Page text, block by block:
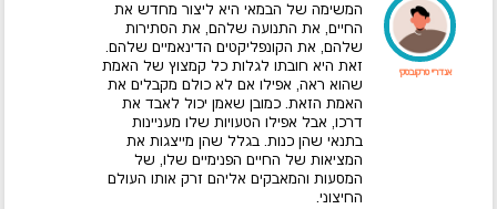
אנדריי טרקובסקי
המשימה של הבמאי היא ליצור מחדש את
החיים, את התנועה שלהם, את הסתירות
שלהם, את הקונפליקטים הדינאמיים שלהם.
זאת היא חובתו לגלות כל קמצוץ של האמת
שהוא ראה, אפילו אם לא כולם מקבלים את
האמת הזאת. כמובן שאמן יכול לאבד את
דרכו, אבל אפילו הטעויות שלו מעניינות
בתנאי שהן כנות. בגלל שהן מייצגות את
המציאות של החיים הפנימיים שלו, של
המסעות והמאבקים אליהם זרק אותו העולם
החיצוני.